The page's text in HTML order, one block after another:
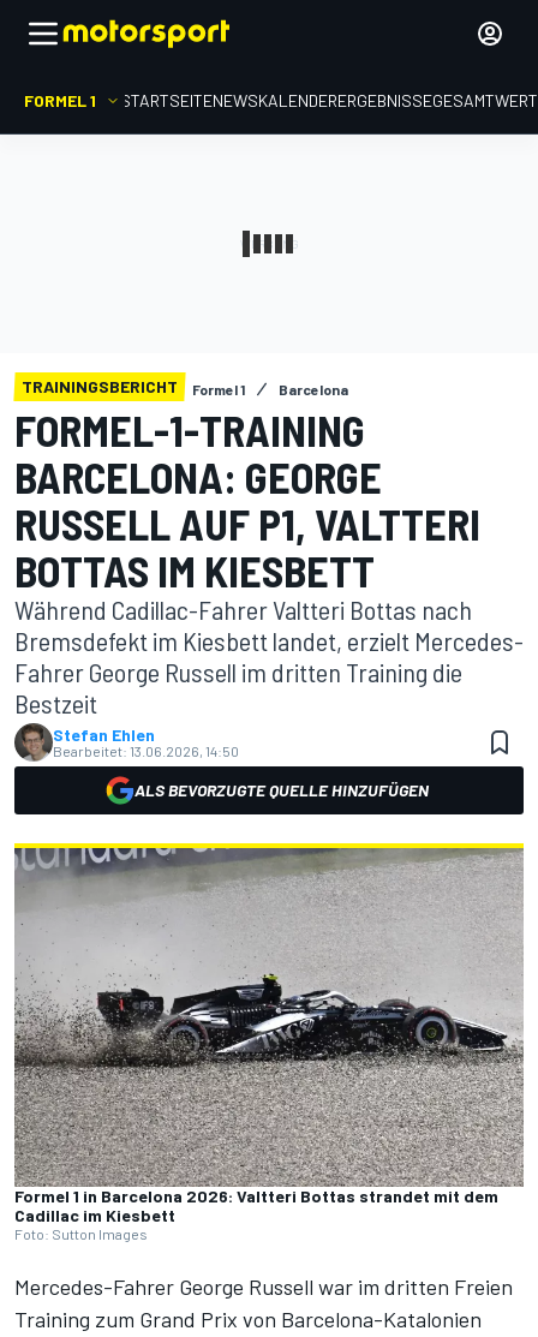
FORMEL 1 STARTSEITENEWSKALENDERERGEBNISSE
TRAININGSBERICHT Formel 1 Barcelona
FORMEL-1-TRAINING
BARCELONA: GEORGE
RUSSELL AUF P1, VALTTERI
BOTTAS IM KIESBETT
Während Cadillac-Fahrer Valtteri Bottas nach
Bremsdefekt im Kiesbett landet, erzielt Mercedes-
Fahrer George Russell im dritten Training die
Bestzeit
Stefan Ehlen
Bearbeitet: 13.06.2026, 14:50
ALS BEVORZUGTE QUELLE HINZUFÜGEN
Formel 1 in Barcelona 2026: Valtteri Bottas strandet mit dem
Cadillac im Kiesbett
Foto: Sutton Images
Mercedes-Fahrer George Russell war im dritten Freien
Training zum Grand Prix von Barcelona-Katalonien